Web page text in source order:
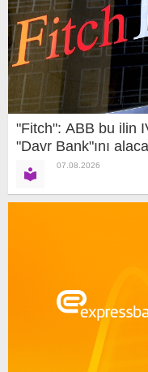
"Fitch": ABB bu ilin
"Davr Bank"ını
07.08.2026